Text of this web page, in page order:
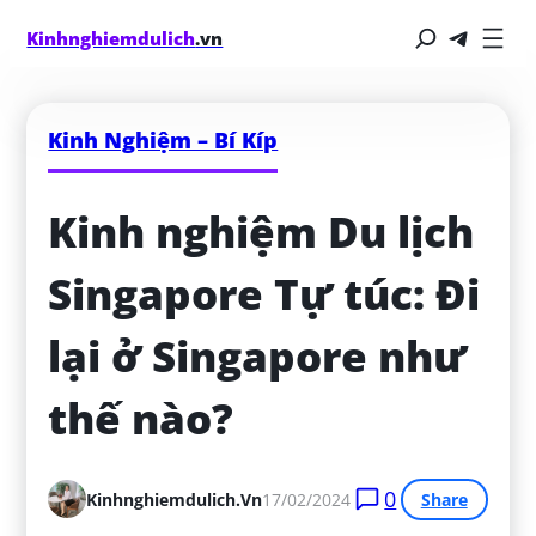
Kinhnghiemdulich.vn
Kinh Nghiệm – Bí Kíp
Kinh nghiệm Du lịch
Singapore Tự túc: Đi
lại ở Singapore như
thế nào?
Kinhnghiemdulich.vn17/02/2024 0 Share